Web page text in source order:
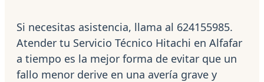
Si necesitas asistencia, llama al 624155985.
Atender tu Servicio Técnico Hitachi en Alfafar
a tiempo es la mejor forma de evitar que un
fallo menor derive en una avería grave y